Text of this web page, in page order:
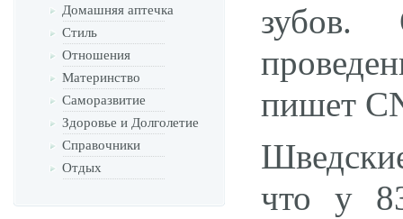
Домашняя аптечка
Стиль
Отношения
Материнство
Саморазвитие
Здоровье и Долголетие
Справочники
Отдых
зубов.
пишет
что у